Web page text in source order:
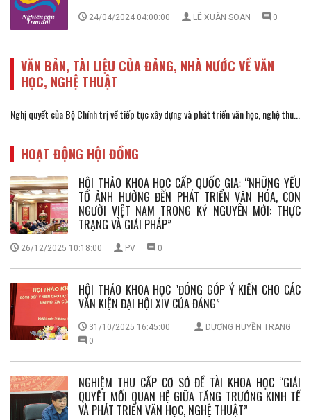
24/04/2024 04:00:00 LÊ XUÂN SOAN 0
VĂN BẢN, TÀI LIỆU CỦA ĐẢNG, NHÀ NƯỚC VỀ VĂN
HỌC, NGHỆ THUẬT
Nghị quyết của Bộ Chính trị về tiếp tục xây dựng và phát triển văn học, nghệ thu...
HOẠT ĐỘNG HỘI ĐỒNG
HỘI THẢO KHOA HỌC CẤP QUỐC GIA: “NHỮNG YẾU
TỐ ẢNH HƯỞNG ĐẾN PHÁT TRIỂN VĂN HÓA, CON
NGƯỜI VIỆT NAM TRONG KỶ NGUYÊN MỚI: THỰC
TRẠNG VÀ GIẢI PHÁP”
26/12/2025 10:18:00 PV 0
HỘI THẢO KHOA HỌC "ĐÓNG GÓP Ý KIẾN CHO CÁC
VĂN KIỆN ĐẠI HỘI XIV CỦA ĐẢNG”
31/10/2025 16:45:00
DƯƠNG HUYỀN TRANG
0
NGHIỆM THU CẤP CƠ SỞ ĐỀ TÀI KHOA HỌC “GIẢI
QUYẾT MỐI QUAN HỆ GIỮA TĂNG TRƯỞNG KINH TẾ
VÀ PHÁT TRIỂN VĂN HỌC, NGHỆ THUẬT”